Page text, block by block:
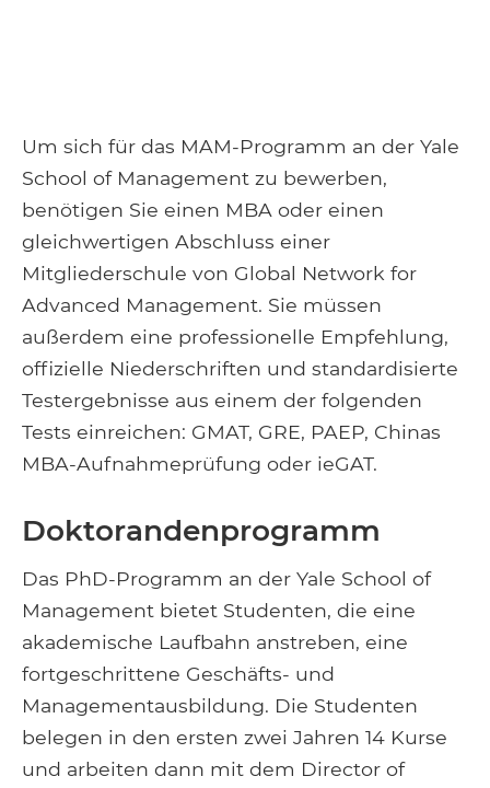
Um sich für das MAM-Programm an der Yale
School of Management zu bewerben,
benötigen Sie einen MBA oder einen
gleichwertigen Abschluss einer
Mitgliederschule von Global Network for
Advanced Management. Sie müssen
außerdem eine professionelle Empfehlung,
offizielle Niederschriften und standardisierte
Testergebnisse aus einem der folgenden
Tests einreichen: GMAT, GRE, PAEP, Chinas
MBA-Aufnahmeprüfung oder ieGAT.
Doktorandenprogramm
Das PhD-Programm an der Yale School of
Management bietet Studenten, die eine
akademische Laufbahn anstreben, eine
fortgeschrittene Geschäfts- und
Managementausbildung. Die Studenten
belegen in den ersten zwei Jahren 14 Kurse
und arbeiten dann mit dem Director of